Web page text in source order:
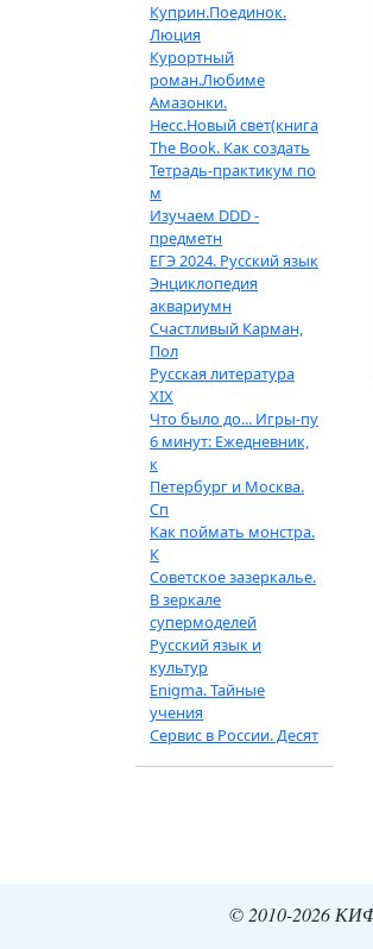
Куприн.Поединок.
Люция
Курортный
роман.Любиме
Амазонки.
Несс.Новый свет(книга
The Book. Как создать
Тетрадь-практикум по
м
Изучаем DDD -
предметн
ЕГЭ 2024. Русский язык
Энциклопедия
аквариумн
Счастливый Карман,
Пол
Русская литература
XIX
Что было до... Игры-пу
6 минут: Ежедневник,
к
Петербург и Москва.
Сп
Как поймать монстра.
К
Советское зазеркалье.
В зеркале
супермоделей
Русский язык и
культур
Enigma. Тайные
учения
Сервис в России. Десят
© 2010-2026 КИФ